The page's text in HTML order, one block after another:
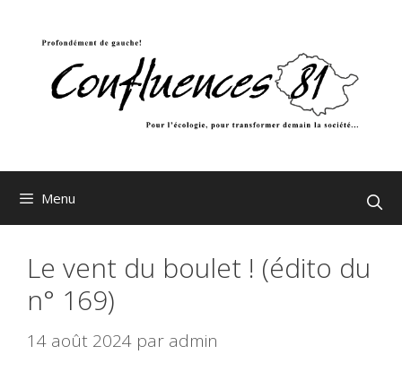
Menu
Le vent du boulet ! (édito du
n° 169)
14 août 2024 par admin